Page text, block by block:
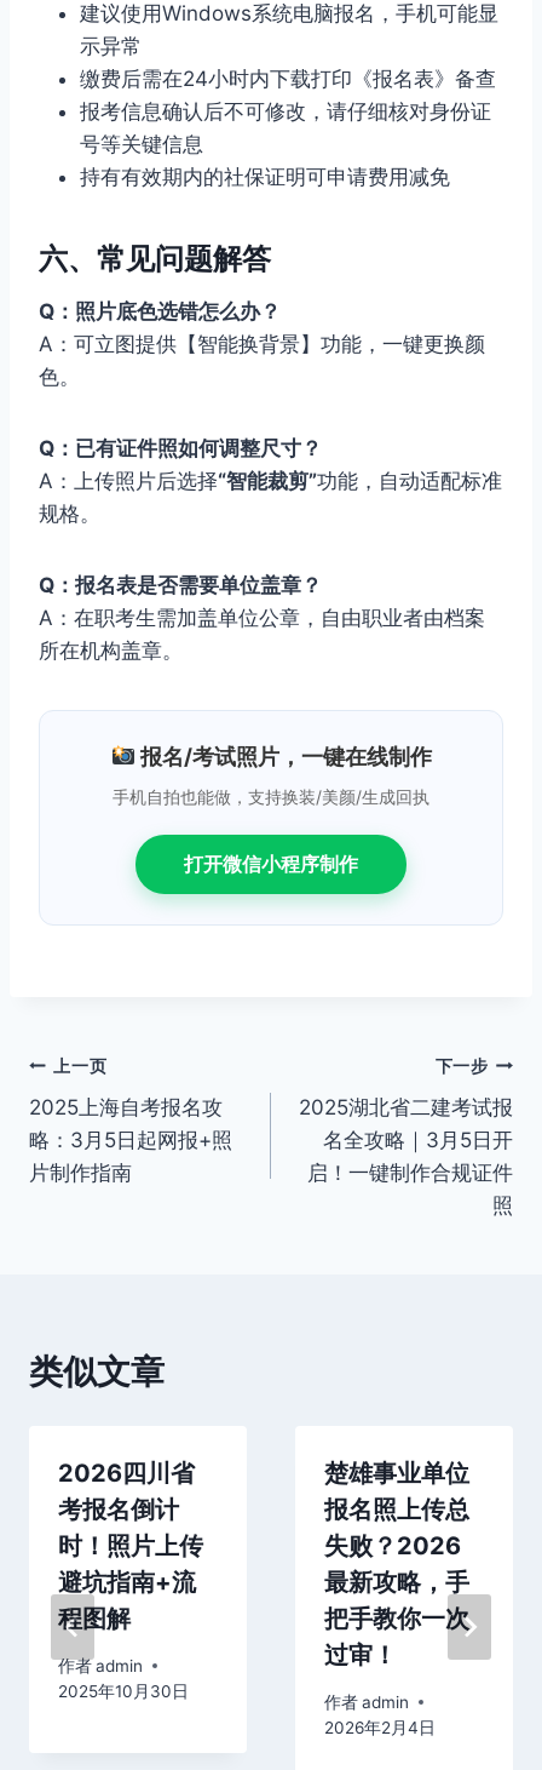
建议使用Windows系统电脑报名，手机可能显
示异常
缴费后需在24小时内下载打印《报名表》备查
报考信息确认后不可修改，请仔细核对身份证
号等关键信息
持有有效期内的社保证明可申请费用减免
六、常见问题解答
Q：照片底色选错怎么办？
A：可立图提供【智能换背景】功能，一键更换颜
色。
Q：已有证件照如何调整尺寸？
A：上传照片后选择“智能裁剪”功能，自动适配标准
规格。
Q：报名表是否需要单位盖章？
A：在职考生需加盖单位公章，自由职业者由档案
所在机构盖章。
报名/考试照片，一键在线制作
手机自拍也能做，支持换装/美颜/生成回执
打开微信小程序制作
文
章
导
上一页
2025上海自考报名攻
略：3月5日起网报+照
片制作指南
下一步
2025湖北省二建考试报
名全攻略｜3月5日开
启！一键制作合规证件
照
类似文章
2026四川省
考报名倒计
时！照片上传
避坑指南+流
程图解
作者admin
2025年10月30日
楚雄事业单位
报名照上传总
失败？2026
最新攻略，手
把手教你一次
过审！
作者admin
2026年2月4日